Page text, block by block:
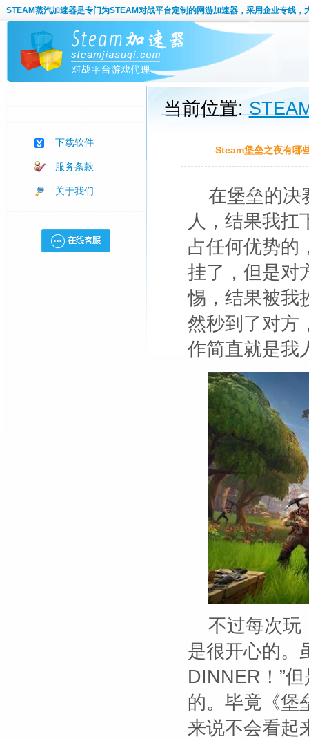
STEAM蒸汽加速器是专门为STEAM对战平台定制的网游加速器，采用企业专线，
下载软件
服务条款
关于我们
当前位置:
Steam堡垒之夜有哪
在堡垒的决
人，结果我扛
占任何优势的
挂了，但是对
惕，结果被我
然秒到了对方
作简直就是我
不过每次玩
是很开心的。
DINNER！”
的。毕竟《堡
来说不会看起